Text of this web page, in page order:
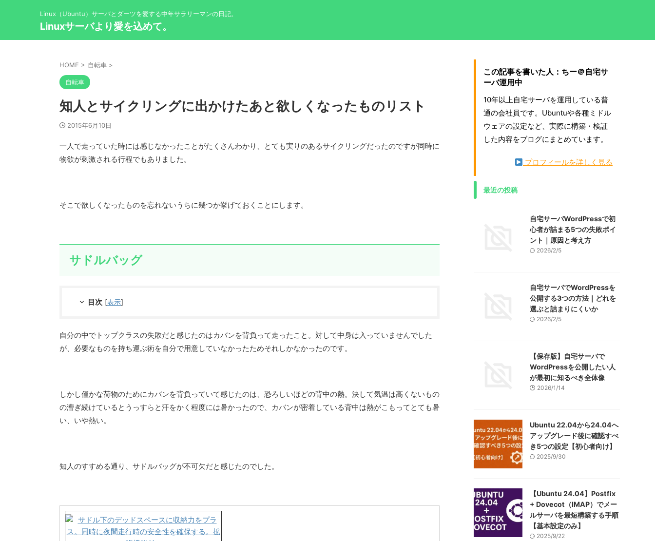
Linux（Ubuntu）サーバとダーツを愛する中年サラリーマンの日記。
Linuxサーバより愛を込めて。
HOME > 自転車 >
自転車
知人とサイクリングに出かけたあと欲しくなったものリスト
2015年6月10日
一人で走っていた時には感じなかったことがたくさんわかり、とても実りのあるサイクリングだったのですが同時に
物欲が刺激される行程でもありました。
そこで欲しくなったものを忘れないうちに幾つか挙げておくことにします。
サドルバッグ
目次 [表示]
自分の中でトップクラスの失敗だと感じたのはカバンを背負って走ったこと。対して中身は入っていませんでした
が、必要なものを持ち運ぶ術を自分で用意していなかったためそれしかなかったのです。
しかし僅かな荷物のためにカバンを背負っていて感じたのは、恐ろしいほどの背中の熱。決して気温は高くないもの
の漕ぎ続けているとうっすらと汗をかく程度には暑かったので、カバンが密着している背中は熱がこもってとても暑
い、いや熱い。
知人のすすめる通り、サドルバッグが不可欠だと感じたのでした。
この記事を書いた人：ちー＠自宅サ
ーバ運用中
10年以上自宅サーバを運用している普
通の会社員です。Ubuntuや各種ミドル
ウェアの設定など、実際に構築・検証
した内容をブログにまとめています。
プロフィールを詳しく見る
最近の投稿
自宅サーバWordPressで初
心者が詰まる5つの失敗ポイ
ント｜原因と考え方
2026/2/5
自宅サーバでWordPressを
公開する3つの方法｜どれを
選ぶと詰まりにくいか
2026/2/5
【保存版】自宅サーバで
WordPressを公開したい人
が最初に知るべき全体像
2026/1/14
Ubuntu 22.04から24.04へ
アップグレード後に確認すべ
き5つの設定【初心者向け】
2025/9/30
【Ubuntu 24.04】Postfix
+ Dovecot（IMAP）でメー
ルサーバを最短構築する手順
【基本設定のみ】
2025/9/22